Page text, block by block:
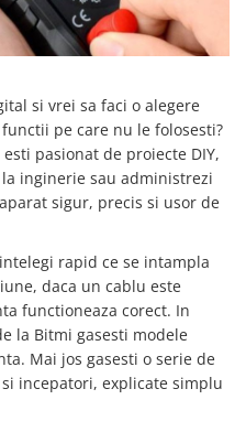
si vrei sa faci o alegere
pe care nu le folosesti?
pasionat de proiecte DIY,
inginerie sau administrezi
sigur, precis si usor de
rapid ce se intampla
daca un cablu este
functioneaza corect. In
la Bitmi gasesti modele
Mai jos gasesti o serie de
incepatori, explicate simplu